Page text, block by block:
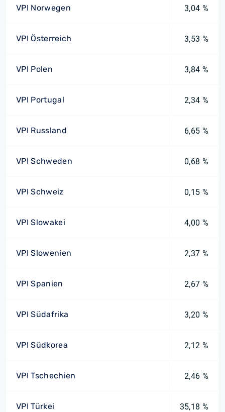
VPI Norwegen 3,04 %
VPI Österreich 3,53 %
VPI Polen 3,84 %
VPI Portugal 2,34 %
VPI Russland 6,65 %
VPI Schweden 0,68 %
VPI Schweiz 0,15 %
VPI Slowakei 4,00 %
VPI Slowenien 2,37 %
VPI Spanien 2,67 %
VPI Südafrika 3,20 %
VPI Südkorea 2,12 %
VPI Tschechien 2,46 %
VPI Türkei 35,18 %